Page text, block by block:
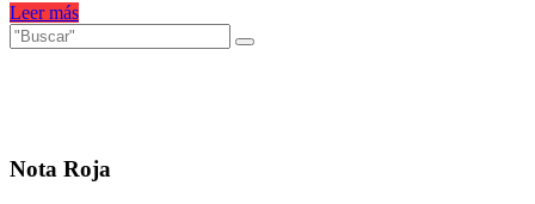
Leer más
Nota Roja